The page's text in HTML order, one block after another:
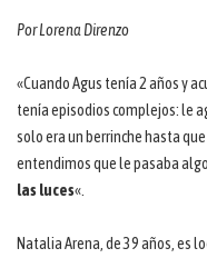
Por Lorena Direnzo
«Cuando Agus tenía 2 años y
tenía episodios complejos: le
solo era un berrinche hasta
entendimos que le pasaba
las luces«.
Natalia Arena, de 39 años, es